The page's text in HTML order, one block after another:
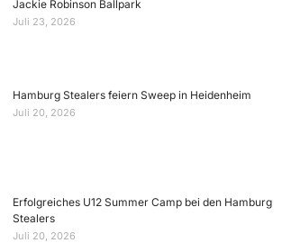
Jackie Robinson Ballpark
Juli 23, 2026
Hamburg Stealers feiern Sweep in Heidenheim
Juli 20, 2026
Erfolgreiches U12 Summer Camp bei den Hamburg
Stealers
Juli 20, 2026